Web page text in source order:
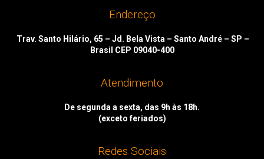
Endereço
Trav. Santo Hilário, 65 – Jd. Bela Vista – Santo André – SP –
Brasil CEP 09040-400
Atendimento
De segunda a sexta, das 9h às 18h.
(exceto feriados)
Redes Sociais